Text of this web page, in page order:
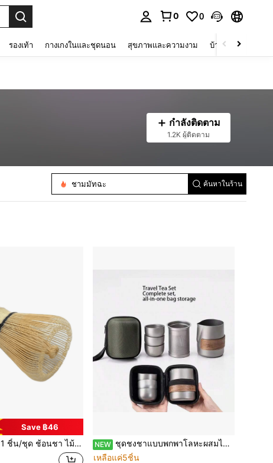
0 0
รองเท้า กางเกงในและชุดนอน สุขภาพและความงาม บ้านและที่อยู่อาศัย
กำลังติดตาม
1.2K ผู้ติดตาม
เครื่องมือชงชาอื่นๆ
ชามมัทฉะ
ค้นหาในร้าน
Save ฿46
1 ชิ้น/ชุด ช้อนชา ไม้ไผ่ ปัดชาเขียว ปริมาตร 72 กลับไปโรงเรียน NEW ชุดชงชาแบบพกพาโลหะผสมไทเทเนียมพร้อมกาน้ำชาและถ้วยชาสองชั้น, ชุดชงชาสำหรับตั้งแคมป์กลางแจ้งน้ำหนักเบา
เหลือแค่5ชิ้น